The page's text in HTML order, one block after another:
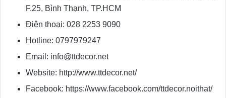
F.25, Bình Thạnh, TP.HCM
Điện thoại: 028 2253 9090
Hotline: 0797979247
Email: info@ttdecor.net
Website: http://www.ttdecor.net/
Facebook: https://www.facebook.com/ttdecor.noithat/